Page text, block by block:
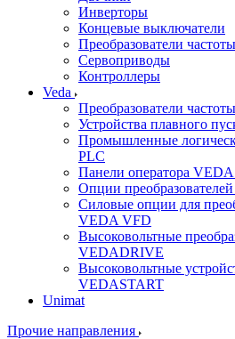
Инверторы
Концевые выключатели
Преобразователи частоты
Сервоприводы
Контроллеры
Veda
Преобразователи
Устройства плавного
Промышленные
PLC
Панели оператора
Опции
Силовые опции для
VEDA VFD
Высоковольтные
VEDADRIVE
Высоковольтные
VEDASTART
Unimat
Прочие направления